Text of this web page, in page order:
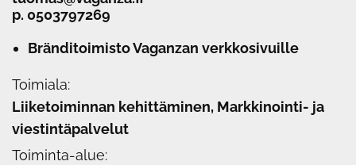
p. 0503797269
Bränditoimisto Vaganzan verkkosivuille
Toimiala:
Liiketoiminnan kehittäminen, Markkinointi- ja
viestintäpalvelut
Toiminta-alue: